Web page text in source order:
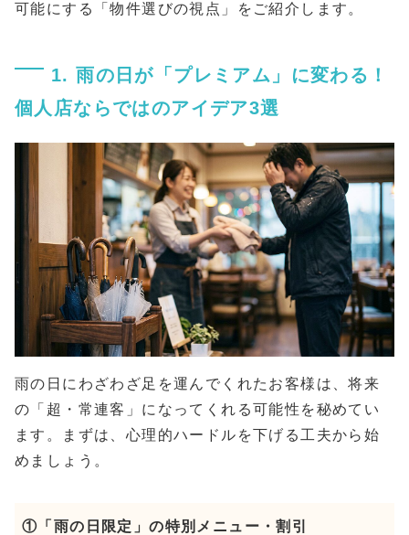
可能にする「物件選びの視点」をご紹介します。
1. 雨の日が「プレミアム」に変わる！
個人店ならではのアイデア3選
雨の日にわざわざ足を運んでくれたお客様は、将来
の「超・常連客」になってくれる可能性を秘めてい
ます。まずは、心理的ハードルを下げる工夫から始
めましょう。
①「雨の日限定」の特別メニュー・割引